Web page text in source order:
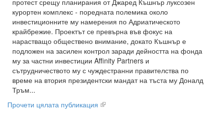
протест срещу планирания от Джаред Къшнър луксозен
курортен комплекс - поредната полемика около
инвестиционните му намерения по Адриатическото
крайбрежие. Проектът се превърна във фокус на
нарастващо обществено внимание, докато Къшнър е
подложен на засилен контрол заради дейността на фонда
му за частни инвестиции Affinity Partners и
сътрудничеството му с чуждестранни правителства по
време на втория президентски мандат на тъста му Доналд
Тръм...
Прочети цялата публикация